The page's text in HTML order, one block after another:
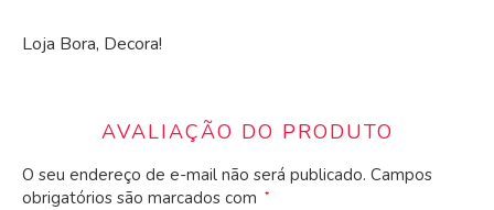
Loja Bora, Decora!
AVALIAÇÃO DO PRODUTO
O seu endereço de e-mail não será publicado. Campos
obrigatórios são marcados com *